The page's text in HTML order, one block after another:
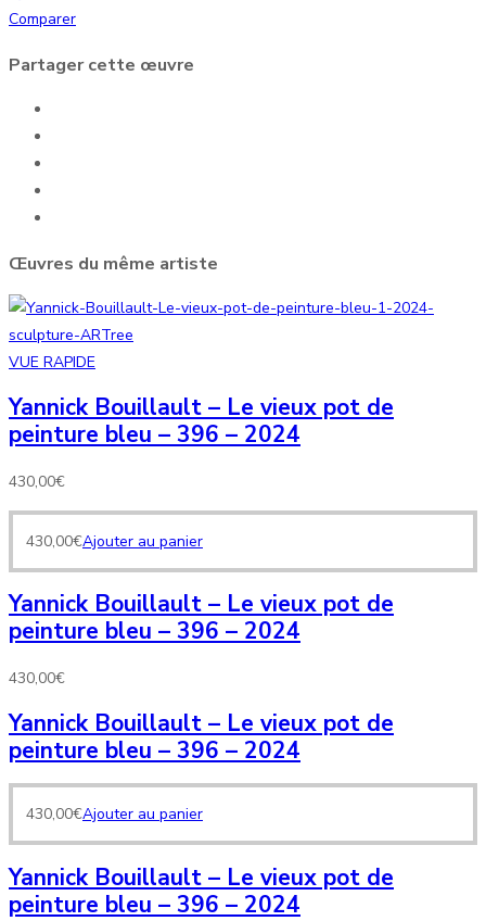
Comparer
Partager cette œuvre
Œuvres du même artiste
VUE RAPIDE
Yannick Bouillault – Le vieux pot de
peinture bleu – 396 – 2024
430,00€
430,00€Ajouter au panier
Yannick Bouillault – Le vieux pot de
peinture bleu – 396 – 2024
430,00€
Yannick Bouillault – Le vieux pot de
peinture bleu – 396 – 2024
430,00€Ajouter au panier
Yannick Bouillault – Le vieux pot de
peinture bleu – 396 – 2024